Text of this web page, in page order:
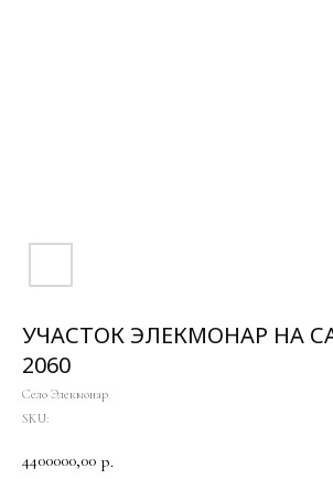
УЧАСТОК ЭЛЕКМОНАР НА
2060
Село Элекмонар
SKU:
4400000,00 р.